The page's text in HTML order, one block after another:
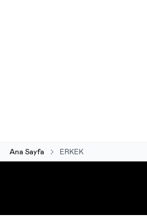
Ana Sayfa ERKEK